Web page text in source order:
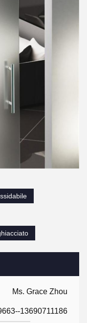
Ms. Grace Zhou
13690711186